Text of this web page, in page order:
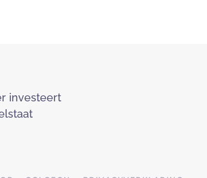
investeert